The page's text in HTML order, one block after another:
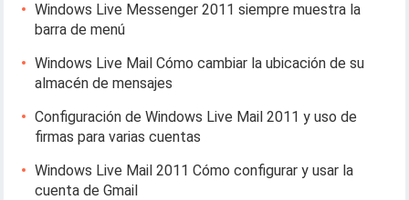
Windows Live Messenger 2011 siempre muestra la
barra de menú
Windows Live Mail Cómo cambiar la ubicación de su
almacén de mensajes
Configuración de Windows Live Mail 2011 y uso de
firmas para varias cuentas
Windows Live Mail 2011 Cómo configurar y usar la
cuenta de Gmail